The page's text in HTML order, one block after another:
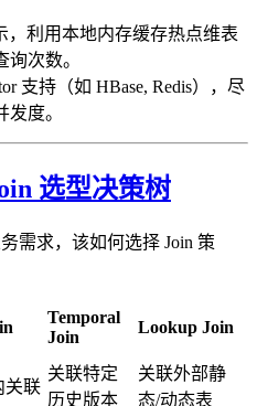
，利用本地内存缓存热点维表
次数。
支持（如 HBase, Redis），尽
度。
选型决策树
需求，该如何选择 Join 策
Temporal
Join
Lookup Join
关联
关联特定
历史版本
关联外部静
态/动态表